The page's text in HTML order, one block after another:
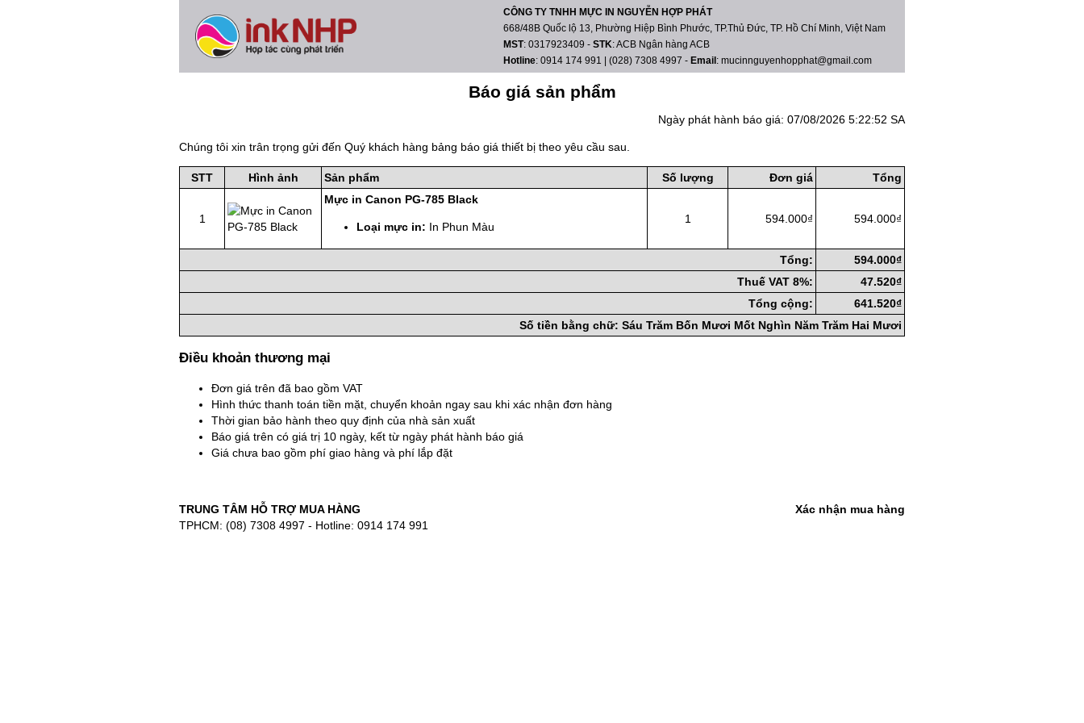
CÔNG TY TNHH MỰC IN NGUYỄN HỢP PHÁT
668/48B Quốc lộ 13, Phường Hiệp Bình Phước, TP.Thủ Đức, TP. Hồ Chí Minh, Việt Nam
MST: 0317923409 - STK: ACB Ngân hàng ACB
Hotline: 0914 174 991 | (028) 7308 4997 - Email : mucinnguyenhopphat@gmail.com
Báo giá sản phẩm
Ngày phát hành báo giá: 07/08/2026 5:22:52 SA
Chúng tôi xin trân trọng gửi đến Quý khách hàng bảng báo giá thiết bị theo yêu cầu sau.
STT Hình ảnh Sản phẩm Số lượng Đơn giá Tổng
1
Mực in Canon PG-785 Black
Loại mực in: In Phun Màu
1 594.000₫ 594.000₫
Tổng:
594.000₫
Thuế VAT 8%:
47.520₫
Tổng cộng:
641.520₫
Số tiền bằng chữ: Sáu Trăm Bốn Mươi Mốt Nghìn Năm Trăm Hai Mươi
Điều khoản thương mại
Đơn giá trên đã bao gồm VAT
Hình thức thanh toán tiền mặt, chuyển khoản ngay sau khi xác nhận đơn hàng
Thời gian bảo hành theo quy định của nhà sản xuất
Báo giá trên có giá trị 10 ngày, kết từ ngày phát hành báo giá
Giá chưa bao gồm phí giao hàng và phí lắp đặt
TRUNG TÂM HỖ TRỢ MUA HÀNG
TPHCM: (08) 7308 4997 - Hotline: 0914 174 991
Xác nhận mua hàng